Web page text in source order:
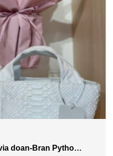
via doan-Bran Pytho…